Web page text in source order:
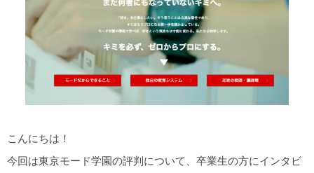
こんにちは！
今回は東京モード学園の評判について、卒業生の方にインタビ